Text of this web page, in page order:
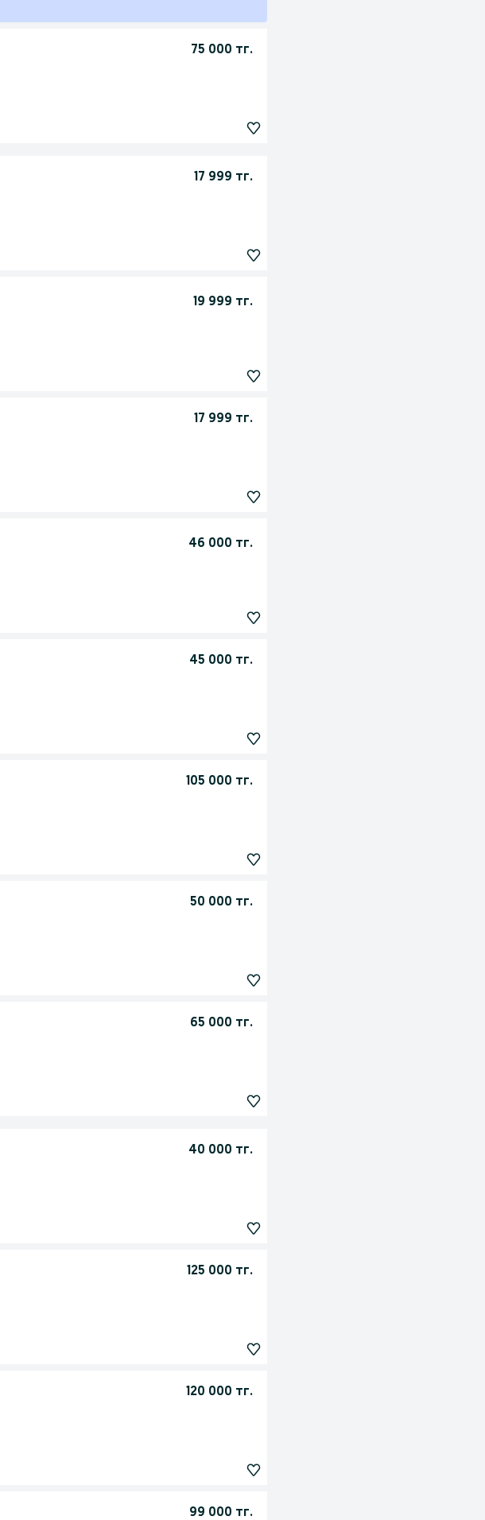
75 000 тг.
17 999 тг.
19 999 тг.
17 999 тг.
46 000 тг.
45 000 тг.
105 000 тг.
50 000 тг.
65 000 тг.
40 000 тг.
125 000 тг.
120 000 тг.
99 000 тг.